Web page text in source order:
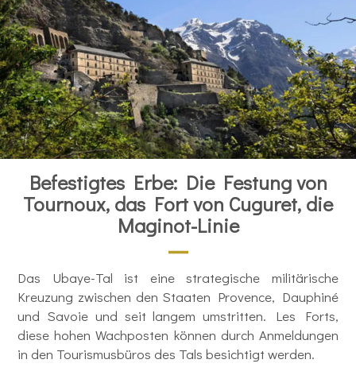
Befestigtes Erbe: Die Festung von
Tournoux, das Fort von Cuguret, die
Maginot-Linie
Das Ubaye-Tal ist eine strategische militärische
Kreuzung zwischen den Staaten Provence, Dauphiné
und Savoie und seit langem umstritten. Les Forts,
diese hohen Wachposten können durch Anmeldungen
in den Tourismusbüros des Tals besichtigt werden.